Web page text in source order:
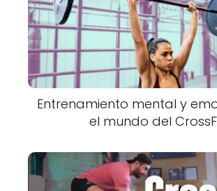
Entrenamiento mental y
el mundo del